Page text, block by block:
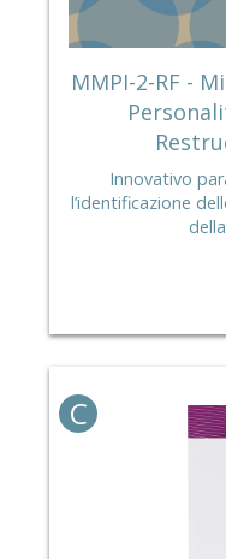
MMPI-2-RF -
Innovativo
l’identificazione
C